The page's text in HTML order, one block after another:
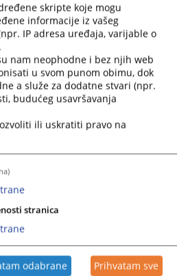
nema vijesti
skripte koje mogu
informacije iz vašeg
IP adresa uređaja, varijable o
nam neophodne i bez njih web
u svom punom obimu, dok
a služe za dodatne stvari (npr.
budućeg usavršavanja
ili uskratiti pravo na
stranica
odabrane Prihvatam sve